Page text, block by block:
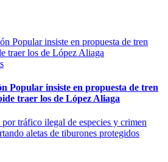
Popular insiste en propuesta de tren
traer los de López Aliaga